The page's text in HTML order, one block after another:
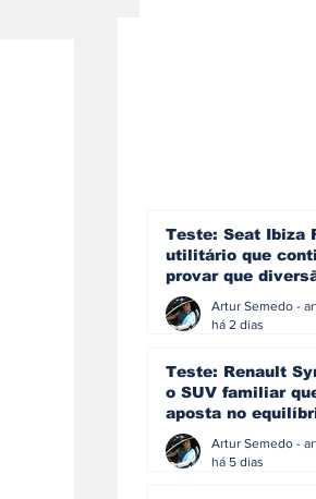
Teste: Seat Ibiza
utilitário que
provar que
eficiência e
simplicidade
há 2 dias
Teste: Renault
o SUV familiar
aposta no
ainda acredita na
manualhá 5 dias